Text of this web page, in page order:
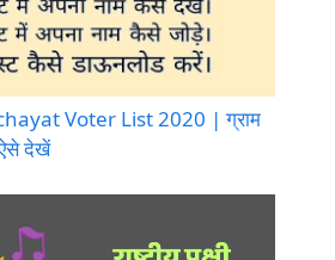
Voter List 2020 | ग्राम
देखें